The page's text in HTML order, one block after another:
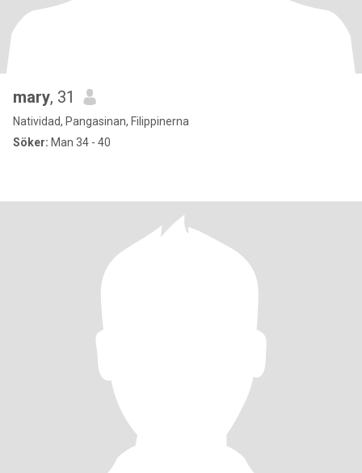
mary, 31
Natividad, Pangasinan, Filippinerna
Söker: Man 34 - 40